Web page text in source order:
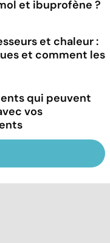
et ibuprofène ?
et chaleur :
et comment les
qui peuvent
vos